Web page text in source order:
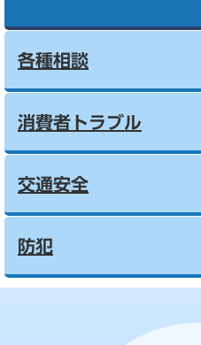
各種相談
消費者トラブル
交通安全
防犯